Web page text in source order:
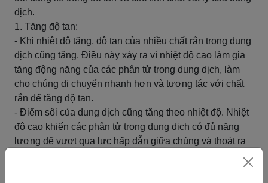
dịch.
1. Tăng độ tan:
- Khi nhiệt độ tăng, độ tan của nhiều chất rắn trong dung
dịch cũng tăng. Điều này xảy ra vì nhiệt độ cao làm gia
tăng động năng của các phân tử trong dung dịch, làm
cho chúng di chuyển nhanh hơn và tương tác với chất
rắn để tăng độ tan.
- Điểm sôi của dung dịch cũng tăng theo nhiệt độ. Nhiệt
độ cao khiến các phân tử trong dung dịch có đủ năng
lượng để vượt qua lực hấp dẫn giữa chúng và thoát ra